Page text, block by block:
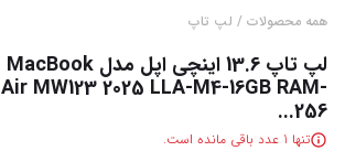
همه محصولات / لپ تاپ
لپ تاپ 13.6 اینچی اپل مدل MacBook
Air MW123 2025 LLA-M4-16GB RAM-
256...
تنها 1 عدد باقی مانده است.